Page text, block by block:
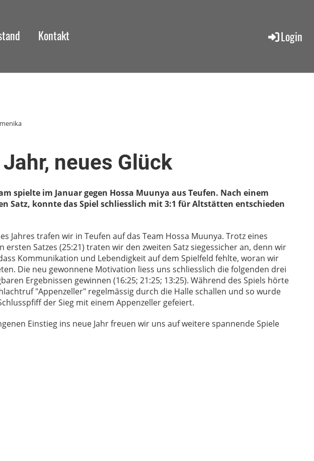
Kontakt Login
neues Glück
spielte im Januar gegen Hossa Muunya aus Teufen. Nach einem
Satz, konnte das Spiel schliesslich mit 3:1 für Altstätten entschieden
Jahres trafen wir in Teufen auf das Team Hossa Muunya. Trotz eines
ersten Satzes (25:21) traten wir den zweiten Satz siegessicher an, denn wir
Kommunikation und Lebendigkeit auf dem Spielfeld fehlte, woran wir
Die neu gewonnene Motivation liess uns schliesslich die folgenden drei
Ergebnissen gewinnen (16:25; 21:25; 13:25). Während des Spiels hörte
"Appenzeller" regelmässig durch die Halle schallen und so wurde
der Sieg mit einem Appenzeller gefeiert.
Einstieg ins neue Jahr freuen wir uns auf weitere spannende Spiele